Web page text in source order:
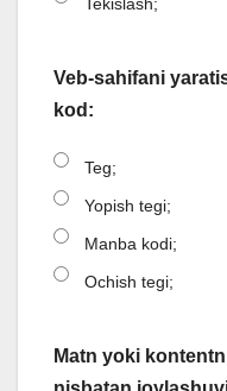
Veb-sahifani
kod:
Teg;
Yopish tegi;
Manba kodi;
Ochish tegi;
Matn yoki